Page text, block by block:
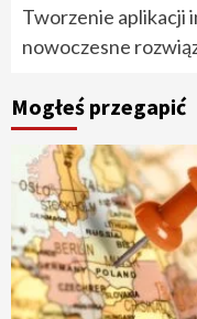
Tworzenie aplikacji
nowoczesne
Mogłeś przegapić